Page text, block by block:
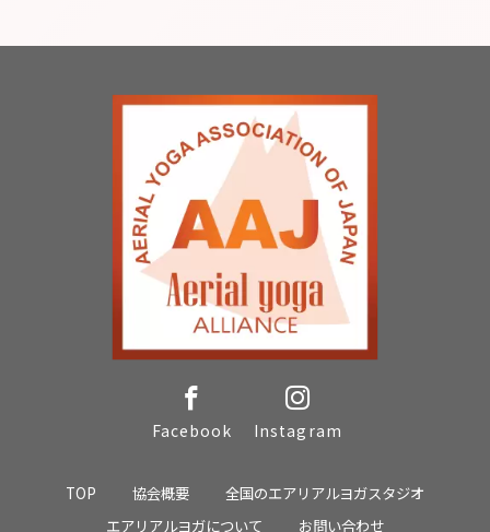
Facebook Instagram
TOP 協会概要
全国のエアリアルヨガスタジオ
エアリアルヨガについて
お問い合わせ